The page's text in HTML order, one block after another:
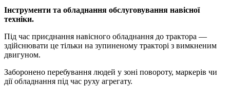
Інструменти та обладнання обслуговування навісної
техніки.
Під час приєднання навісного обладнання до трактора —
здійснювати це тільки на зупиненому тракторі з вимкненим
двигуном.
Заборонено перебування людей у зоні повороту, маркерів чи
дії обладнання під час руху агрегату.